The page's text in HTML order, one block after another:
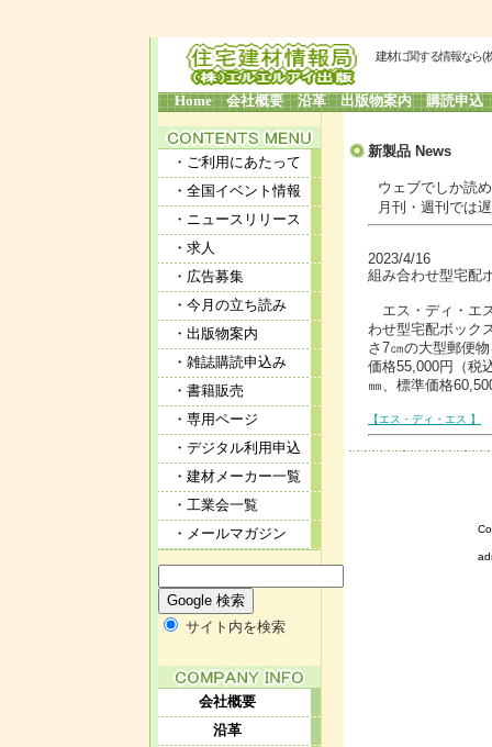
建材に関する情報なら(
Home 会社概要 沿革 出版物案内 購読申込
・ご利用にあたって
・全国イベント情報
・ニュースリリース
・求人
・広告募集
・今月の立ち読み
・出版物案内
・雑誌購読申込み
・書籍販売
・専用ページ
・デジタル利用申込
・建材メーカー一覧
・工業会一覧
・メールマガジン
サイト内を検索
会社概要
沿革
新製品 News
ウェブでしか読め
月刊・週刊では遅
2023/4/16
組み合わせ型宅配
エス・ディ・エ
わせ型宅配ボック
さ7㎝の大型郵便
価格55,000円（税
㎜、標準価格
【エス・ディ・エス 】